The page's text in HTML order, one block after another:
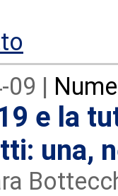
09 |
e la
una,